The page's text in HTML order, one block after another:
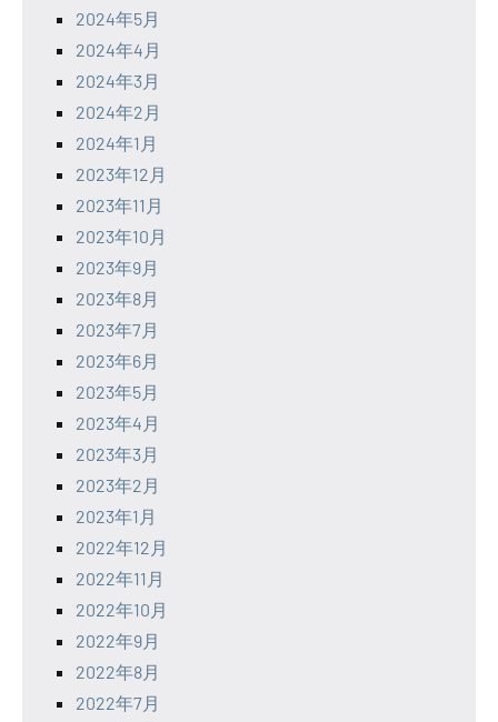
2024年5月
2024年4月
2024年3月
2024年2月
2024年1月
2023年12月
2023年11月
2023年10月
2023年9月
2023年8月
2023年7月
2023年6月
2023年5月
2023年4月
2023年3月
2023年2月
2023年1月
2022年12月
2022年11月
2022年10月
2022年9月
2022年8月
2022年7月